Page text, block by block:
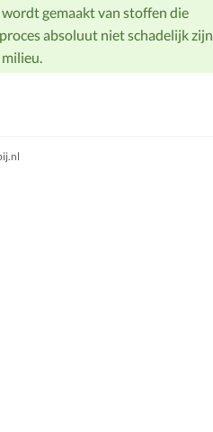
gemaakt van stoffen die
absoluut niet schadelijk zijn